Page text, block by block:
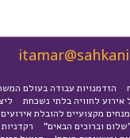
הזדמנויות עבודה בעולם
אירוע לחוויה בלתי נשכחת
מנחים מקצועיים להובלת
וברוכים הבאים"